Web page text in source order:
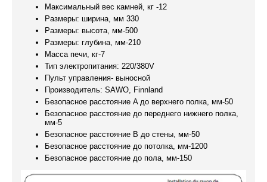
Максимальный вес камней, кг -12
Размеры: ширина, мм 330
Размеры: высота, мм-500
Размеры: глубина, мм-210
Масса печи, кг-7
Тип электропитания: 220/380V
Пульт управления- выносной
Производитель: SAWO, Finnland
Безопасное расстояние A до верхнего полка, мм-50
Безопасное расстояние до переднего нижнего полка,
мм-5
Безопасное расстояние B до стены, мм-50
Безопасное расстояние до потолка, мм-1200
Безопасное расстояние до пола, мм-150